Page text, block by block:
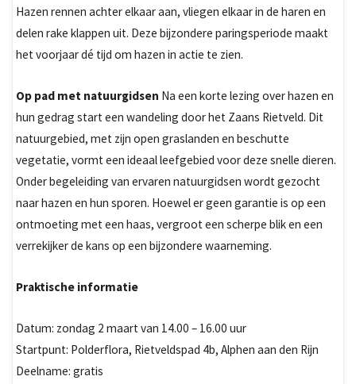
Hazen rennen achter elkaar aan, vliegen elkaar in de haren en
delen rake klappen uit. Deze bijzondere paringsperiode maakt
het voorjaar dé tijd om hazen in actie te zien.
Op pad met natuurgidsen Na een korte lezing over hazen en
hun gedrag start een wandeling door het Zaans Rietveld. Dit
natuurgebied, met zijn open graslanden en beschutte
vegetatie, vormt een ideaal leefgebied voor deze snelle dieren.
Onder begeleiding van ervaren natuurgidsen wordt gezocht
naar hazen en hun sporen. Hoewel er geen garantie is op een
ontmoeting met een haas, vergroot een scherpe blik en een
verrekijker de kans op een bijzondere waarneming.
Praktische informatie
Datum: zondag 2 maart van 14.00 – 16.00 uur
Startpunt: Polderflora, Rietveldspad 4b, Alphen aan den Rijn
Deelname: gratis